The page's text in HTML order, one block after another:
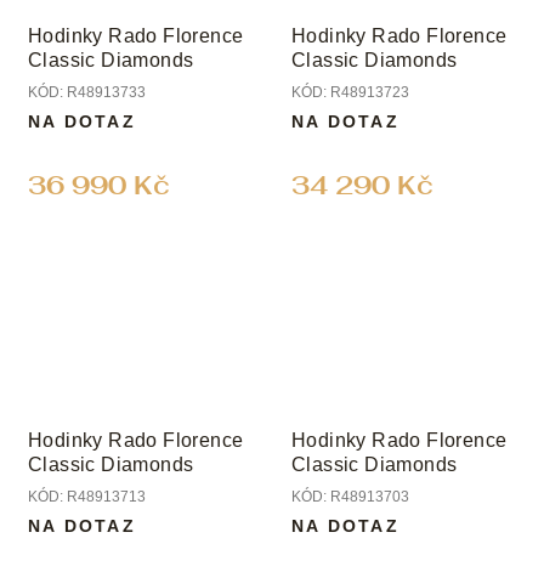
Hodinky Rado Florence
Classic Diamonds
KÓD: R48913733
36 990 Kč
NA DOTAZ
Hodinky Rado Florence
Classic Diamonds
KÓD: R48913723
34 290 Kč
NA DOTAZ
Hodinky Rado Florence
Classic Diamonds
KÓD: R48913713
NA DOTAZ
Hodinky Rado Florence
Classic Diamonds
KÓD: R48913703
NA DOTAZ